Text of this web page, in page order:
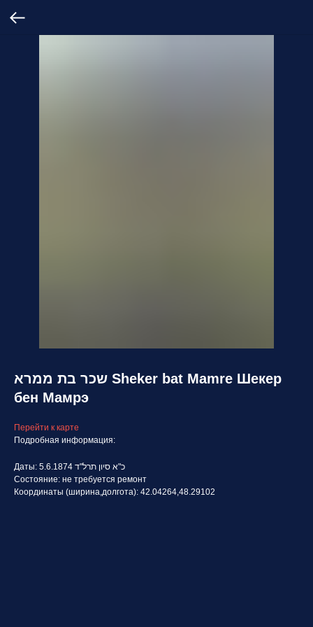
שכר בת ממרא Sheker bat Mamre Шекер
бен Мамрэ
Перейти к карте
Подробная информация:
Даты: 5.6.1874 כ"א סיון תרל"ד
Состояние: не требуется ремонт
Координаты (ширина,долгота): 42.04264,48.29102